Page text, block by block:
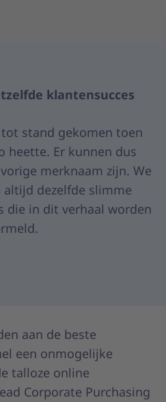
klantensucces
stand gekomen toen
heette. Er kunnen dus
merknaam zijn. We
dezelfde slimme
die in dit verhaal worden
aan de beste
een onmogelijke
talloze online
Corporate Purchasing